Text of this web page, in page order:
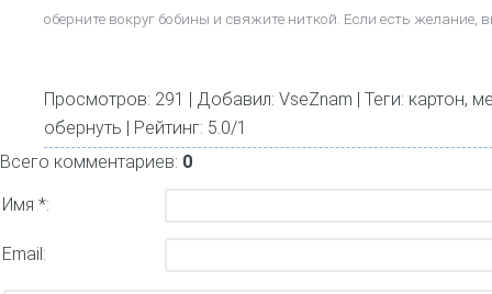
оберните вокруг бобины и свяжите ниткой. Если есть
Просмотров: 291 | Добавил: VseZnam Теги: картон,
обернуть
Рейтинг: 5.0/1
Всего комментариев: 0
Имя *:
Email: